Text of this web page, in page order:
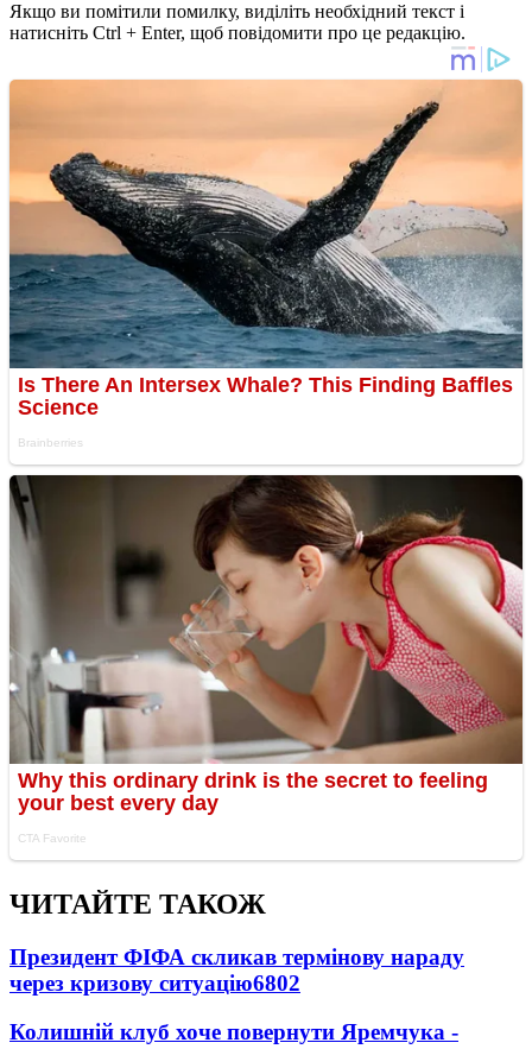
Якщо ви помітили помилку, виділіть необхідний текст і
натисніть Ctrl + Enter, щоб повідомити про це редакцію.
ЧИТАЙТЕ ТАКОЖ
Президент ФІФА скликав термінову нараду
через кризову ситуацію6802
Колишній клуб хоче повернути Яремчука -